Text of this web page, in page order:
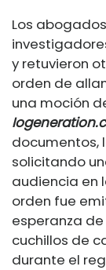
Los
y retuvieron
orden de
una moción
documentos,
solicitando
audiencia en
orden fue
esperanza
cuchillos de
durante el